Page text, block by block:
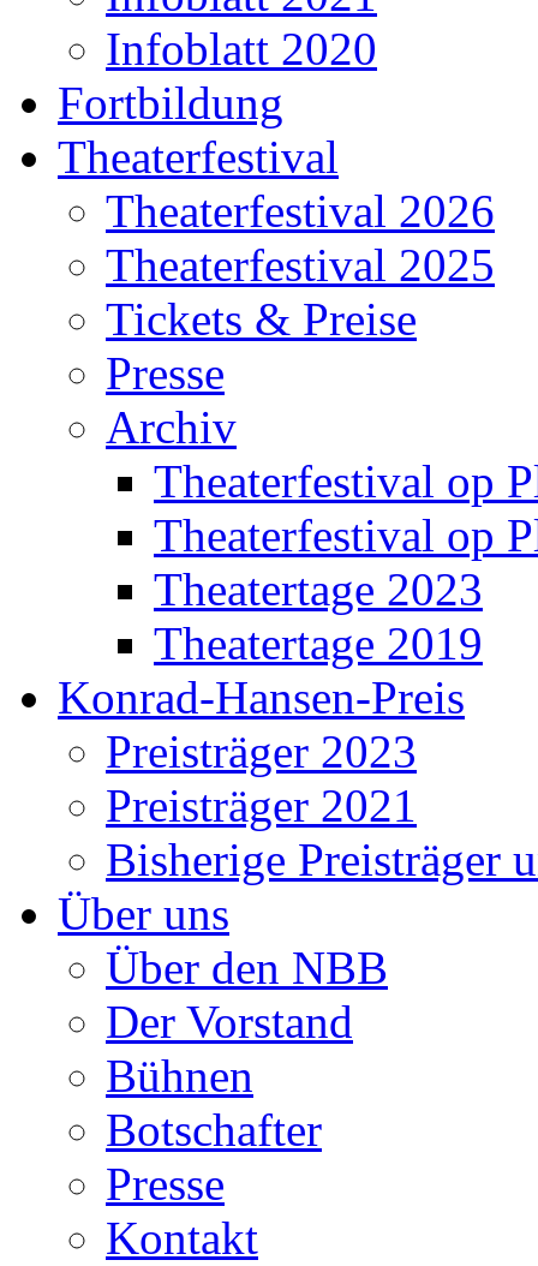
Infoblatt 2020
Fortbildung
Theaterfestival
Theaterfestival 2026
Theaterfestival 2025
Tickets & Preise
Presse
Archiv
Theaterfestival op
Theaterfestival op
Theatertage 2023
Theatertage 2019
Konrad-Hansen-Preis
Preisträger 2023
Preisträger 2021
Bisherige Preisträger
Über uns
Über den NBB
Der Vorstand
Bühnen
Botschafter
Presse
Kontakt